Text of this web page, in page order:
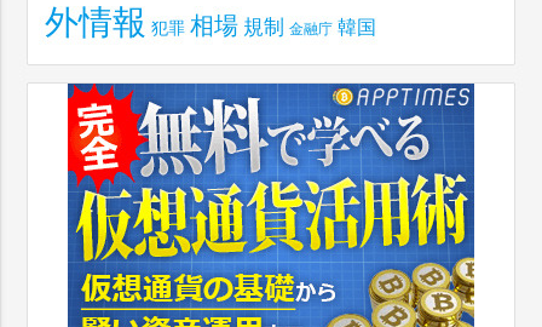
外情報 犯罪 相場 規制 金融庁 韓国